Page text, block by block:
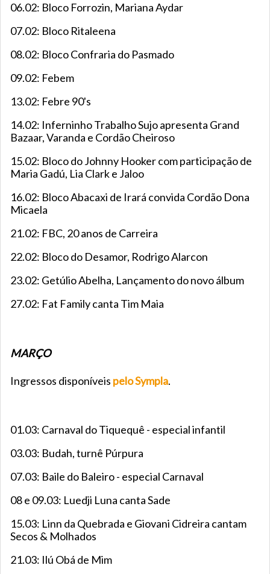
06.02: Bloco Forrozin, Mariana Aydar
07.02: Bloco Ritaleena
08.02: Bloco Confraria do Pasmado
09.02: Febem
13.02: Febre 90's
14.02: Inferninho Trabalho Sujo apresenta Grand
Bazaar, Varanda e Cordão Cheiroso
15.02: Bloco do Johnny Hooker com participação de
Maria Gadú, Lia Clark e Jaloo
16.02: Bloco Abacaxi de Irará convida Cordão Dona
Micaela
21.02: FBC, 20 anos de Carreira
22.02: Bloco do Desamor, Rodrigo Alarcon
23.02: Getúlio Abelha, Lançamento do novo álbum
27.02: Fat Family canta Tim Maia
MARÇO
Ingressos disponíveis pelo Sympla.
01.03: Carnaval do Tiquequê - especial infantil
03.03: Budah, turnê Púrpura
07.03: Baile do Baleiro - especial Carnaval
08 e 09.03: Luedji Luna canta Sade
15.03: Linn da Quebrada e Giovani Cidreira cantam
Secos & Molhados
21.03: Ilú Obá de Mim